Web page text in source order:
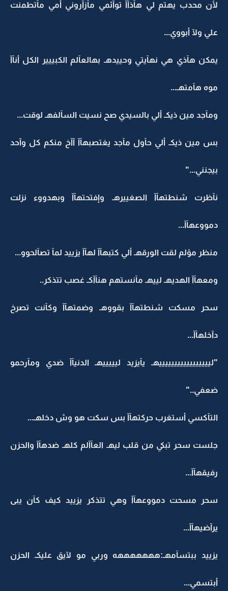
لأن محدب يهتم لي هآذآآ توآئمي مآزآروني أمي مآتطمنت
علي ولآ أبووي...
يمكن هآذي هي نهآيتي وحييدهـ بهالعآلم الكبييير الكل أنآآ
موه هآمتهـ...
ومآجد مين ذيكـ ألي بالسيدي صح نسيت السآلفهـ لوقت...
بس مين ذيكـ ألي حآول مآجد يغتصبهآآ آآخ منكم كل وآحد
بيجنني..."
نآظرت شنطتهآآ الصغييرهـ وإفتحتهآآ وبهدووء نزلت
دمووعهآآ...
منظر مؤلم لقت الورقهـ ألي كتبهآآ لهآآ يزييد لمآ تصآلحوو...
ومعهآآ الهديهـ لييهـ مآنستهم هنآآكـ غصب تتذكر..
سحر مسكت شنطتهآآ بقووهـ وضمتهآآ وكآنت تصرخ
دآخلهآآ...
"ليييييييييييييييييهـ يآيزيد ليييييهـ الدنيآآ ضدي ومآرحمو
ضعفي.."
التآكسي أستغرب حركتهآآ بس سكت هو وش دخلهـ...
جلست سحر تبكي من قلب ليهـ العآآلم كلهـ ضدهآآ والحزن
رفيقهآآ...
سحر مسحت دمووعهآآ وهي تتذكر يزييد كيف كآن يبى
يرآضيهآآ...
يزييد ببتسآمهـ:هههههههه وربي مو لآيق عليكـ الحزن
أبتسمي...